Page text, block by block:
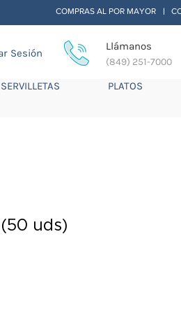
COMPRAS AL POR MAYOR |
Sesión
Llámanos
(849) 251-7000
SERVILLETAS PLATOS
uds)